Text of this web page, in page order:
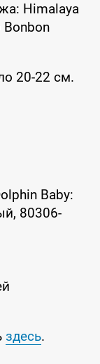
Himalaya
Bonbon
20-22 см.
Baby:
80306-
здесь.